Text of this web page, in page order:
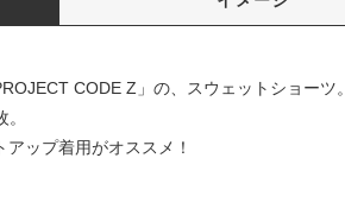
CODE Z」の、スウェットショーツ。
ップ着用がオススメ！